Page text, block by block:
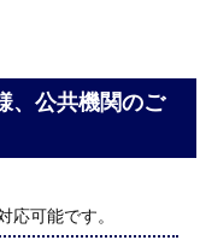
、公共機関のご
応可能です。